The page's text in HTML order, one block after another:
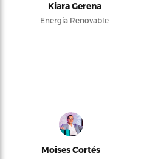
Kiara Gerena
Energía Renovable
Moises Cortés